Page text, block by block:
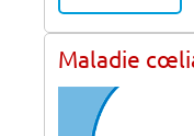
Maladie